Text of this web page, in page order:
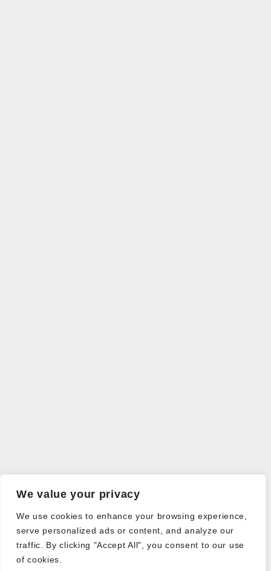
We value your privacy
We use cookies to enhance your browsing experience,
serve personalized ads or content, and analyze our
traffic. By clicking "Accept All", you consent to our use
of cookies.